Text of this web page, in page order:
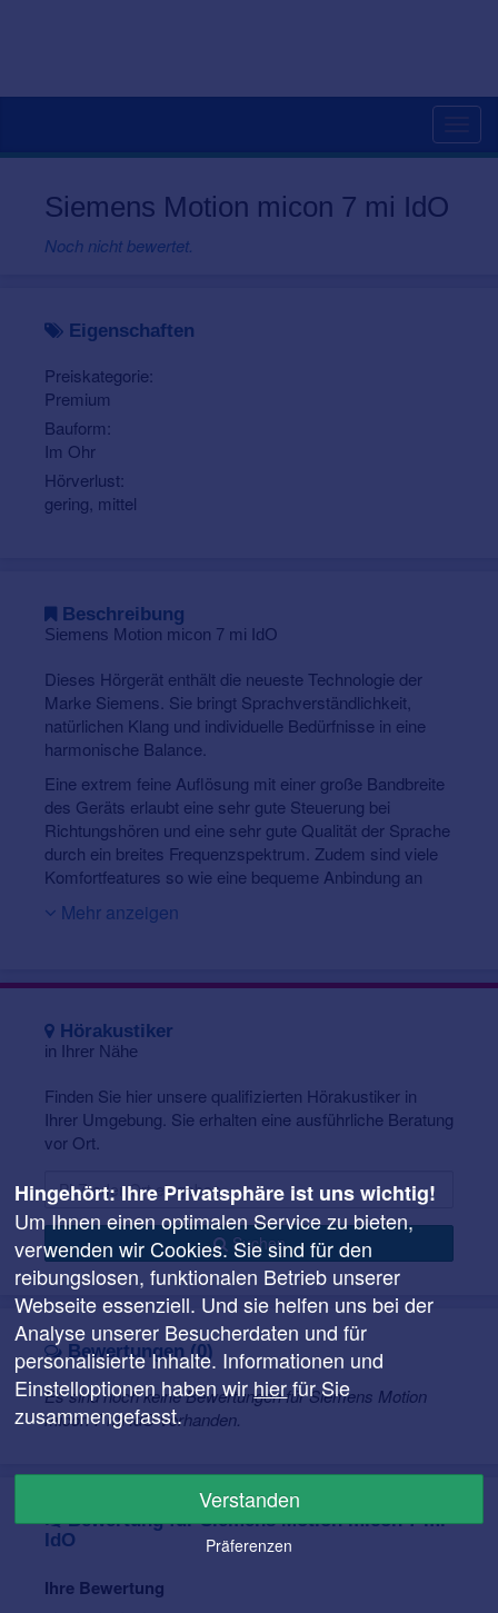
Siemens Motion micon 7 mi IdO
Noch nicht bewertet.
Eigenschaften
Preiskategorie:
Premium
Bauform:
Im Ohr
Hörverlust:
gering, mittel
Beschreibung
Siemens Motion micon 7 mi IdO
Dieses Hörgerät enthält die neueste Technologie der
Marke Siemens. Sie bringt Sprachverständlichkeit,
natürlichen Klang und individuelle Bedürfnisse in eine
harmonische Balance.
Eine extrem feine Auflösung mit einer große Bandbreite
des Geräts erlaubt eine sehr gute Steuerung bei
Richtungshören und eine sehr gute Qualität der Sprache
durch ein breites Frequenzspektrum. Zudem sind viele
Komfortfeatures so wie eine bequeme Anbindung an
auch etwas größere Bauformen, die in der Muschel
drahtlos-Technologien verfügen können.
Mehr anzeigen
Hörakustiker
in Ihrer Nähe
Finden Sie hier unsere qualifizierten Hörakustiker in
Ihrer Umgebung. Sie erhalten eine ausführliche Beratung
vor Ort.
Suchen
Bewertungen (0)
Es sind noch keine Bewertungen für Siemens Motion
micon 7 mi IdO vorhanden.
Bewertung für Siemens Motion micon 7 mi
IdO
Ihre Bewertung
Hingehört: Ihre Privatsphäre ist uns wichtig!
Um Ihnen einen optimalen Service zu bieten,
verwenden wir Cookies. Sie sind für den
reibungslosen, funktionalen Betrieb unserer
Webseite essenziell. Und sie helfen uns bei der
Analyse unserer Besucherdaten und für
personalisierte Inhalte. Informationen und
Einstelloptionen haben wirhierfür Sie
zusammengefasst.
Verstanden
Präferenzen